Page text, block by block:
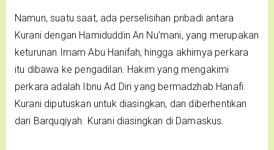
Namun, suatu saat, ada perselisihan pribadi antara
Kurani dengan Hamiduddin An Nu’mani, yang merupakan
keturunan Imam Abu Hanifah, hingga akhirnya perkara
itu dibawa ke pengadilan. Hakim yang mengakimi
perkara adalah Ibnu Ad Diri yang bermadzhab Hanafi.
Kurani diputuskan untuk diasingkan, dan diberhentikan
dari Barquqiyah. Kurani diasingkan di Damaskus.